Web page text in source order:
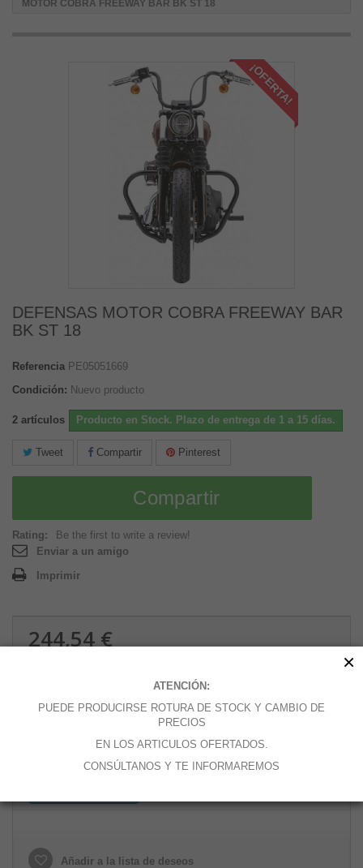
MOTOR COBRA FREEWAY BAR BK ST 18
¡OFERTA!
DEFENSAS MOTOR COBRA FREEWAY BAR
BK ST 18
Referencia PE05051669
Condición: Nuevo producto
2 artículos Producto en Stock. Plazo de entrega de 1 a 15 días.
Tweet Compartir Pinterest
Compartir
Rating:
Be the first to write a review!
Enviar a un amigo
Imprimir
244,54 €
Cantidad
Añadir a la lista de deseos
ATENCIÓN:
PUEDE PRODUCIRSE ROTURA DE STOCK Y CAMBIO DE
PRECIOS
EN LOS ARTICULOS OFERTADOS.
CONSÚLTANOS Y TE INFORMAREMOS
×